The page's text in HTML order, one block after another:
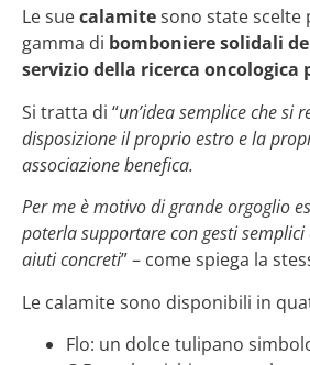
Le suecalamitesono state scelte
gamma di bomboniere solidali
servizio della ricerca oncologica
Si tratta di “un’idea semplice che si
disposizione il proprio estro e la
associazione benefica.
Per me è motivo di grande orgoglio
poterla supportare con gesti
aiuti concreti” – come spiega la
Le calamite sono disponibili in
Flo: un dolce tulipano